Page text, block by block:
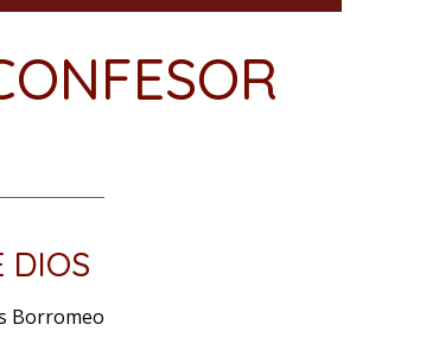
DIOS